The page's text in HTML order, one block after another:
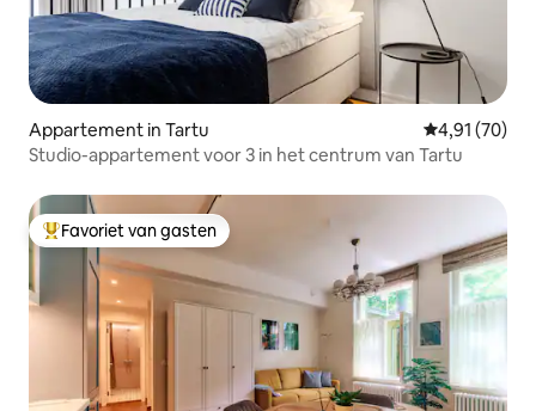
Appartement in Tartu Gemiddelde
4,91 (70)
Studio-appartement voor 3 in het centrum van Tartu
Topfavoriet van gasten
Favoriet van gasten